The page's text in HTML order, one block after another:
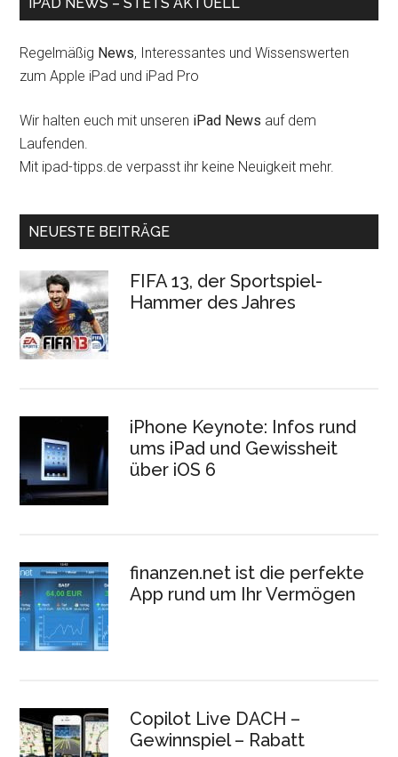
Regelmäßig News, Interessantes und Wissenswerten
zum Apple iPad und iPad Pro
Wir halten euch mit unseren iPad News auf dem
Laufenden.
Mit ipad-tipps.de verpasst ihr keine Neuigkeit mehr.
NEUESTE BEITRÄGE
FIFA 13, der Sportspiel-
Hammer des Jahres
iPhone Keynote: Infos rund
ums iPad und Gewissheit
über iOS 6
finanzen.net ist die perfekte
App rund um Ihr Vermögen
Copilot Live DACH –
Gewinnspiel – Rabatt